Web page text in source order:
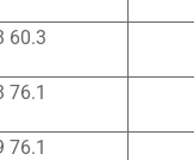
60.3 x 48.3
76.1 x 21.3
76.1 x 26.9